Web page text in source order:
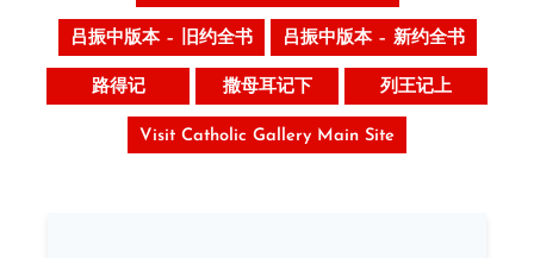
吕振中版本 – 旧约全书 吕振中版本 – 新约全书
路得记 撒母耳记下 列王记上
Visit Catholic Gallery Main Site